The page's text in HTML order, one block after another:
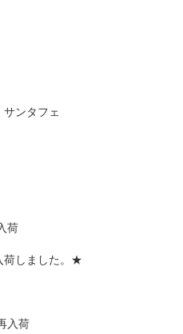
ンタフェ
荷
しました。★
入荷